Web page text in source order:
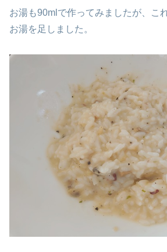
お湯も90mlで作ってみましたが、こ
お湯を足しました。